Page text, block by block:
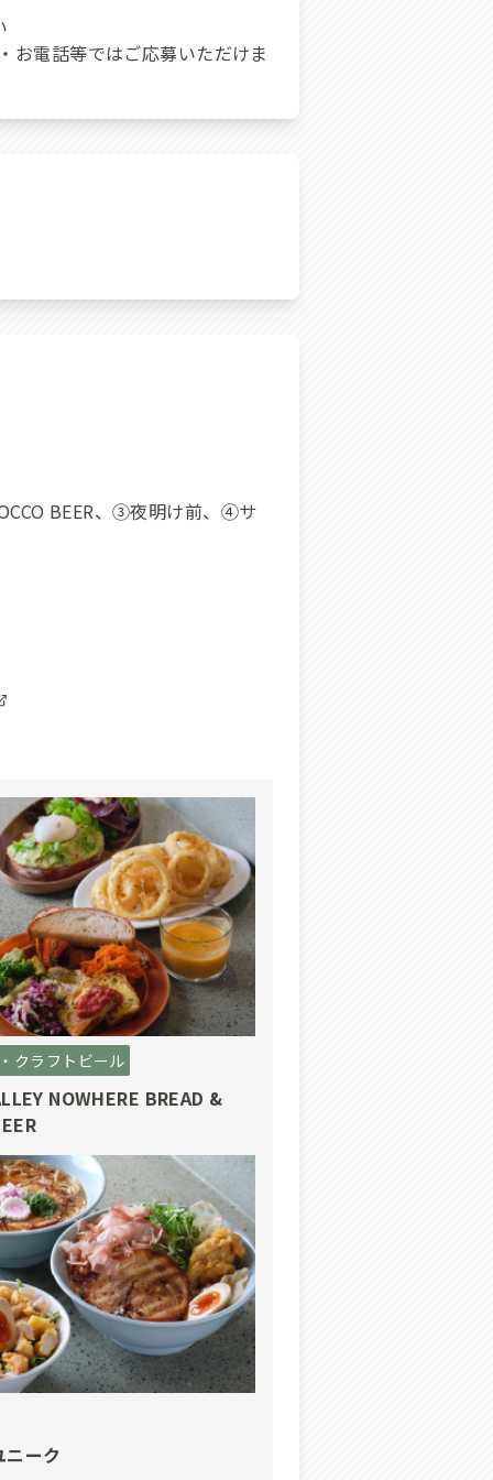
お電話等ではご応募いただけま
BEER、③夜明け前、④サ
クラフトビール
NOWHERE BREAD &
ニーク